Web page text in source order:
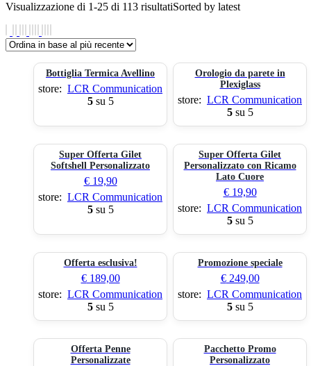
Visualizzazione di 1-25 di 113 risultatiSorted by latest
Bottiglia Termica Avellino
store: LCR Communication
5su 5
Orologio da parete in
Plexiglass
store: LCR Communication
5su 5
Super Offerta Gilet
Softshell Personalizzato
€19,90
store: LCR Communication
5su 5
Super Offerta Gilet
Personalizzato con Ricamo
Lato Cuore
€19,90
store: LCR Communication
5su 5
Offerta esclusiva!
€189,00
store: LCR Communication
5su 5
Promozione speciale
€249,00
store: LCR Communication
5su 5
Offerta Penne
Personalizzate
Pacchetto Promo
Personalizzato